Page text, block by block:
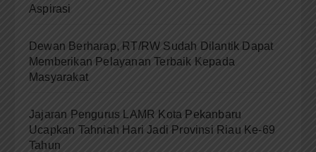
Aspirasi
Dewan Berharap, RT/RW Sudah Dilantik Dapat
Memberikan Pelayanan Terbaik Kepada
Masyarakat
Jajaran Pengurus LAMR Kota Pekanbaru
Ucapkan Tahniah Hari Jadi Provinsi Riau Ke-69
Tahun